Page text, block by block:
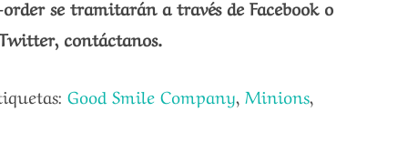
se tramitarán a través de Facebook o
contáctanos.
Good Smile Company, Minions,